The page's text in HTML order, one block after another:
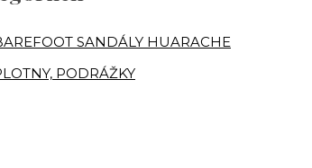
SANDÁLY HUARACHE
PODRÁŽKY